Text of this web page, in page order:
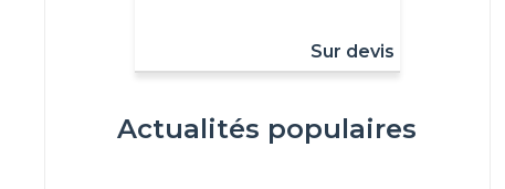
Sur devis
Actualités populaires